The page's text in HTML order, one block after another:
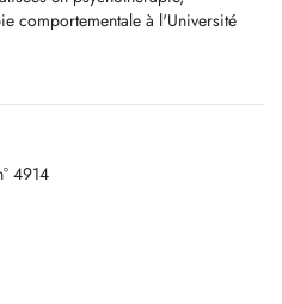
comportementale à l'Université
4914